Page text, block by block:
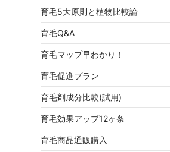
育毛5大原則と植物比較論
育毛Q&A
育毛マップ早わかり！
育毛促進プラン
育毛剤成分比較(試用)
育毛効果アップ12ヶ条
育毛商品通販購入